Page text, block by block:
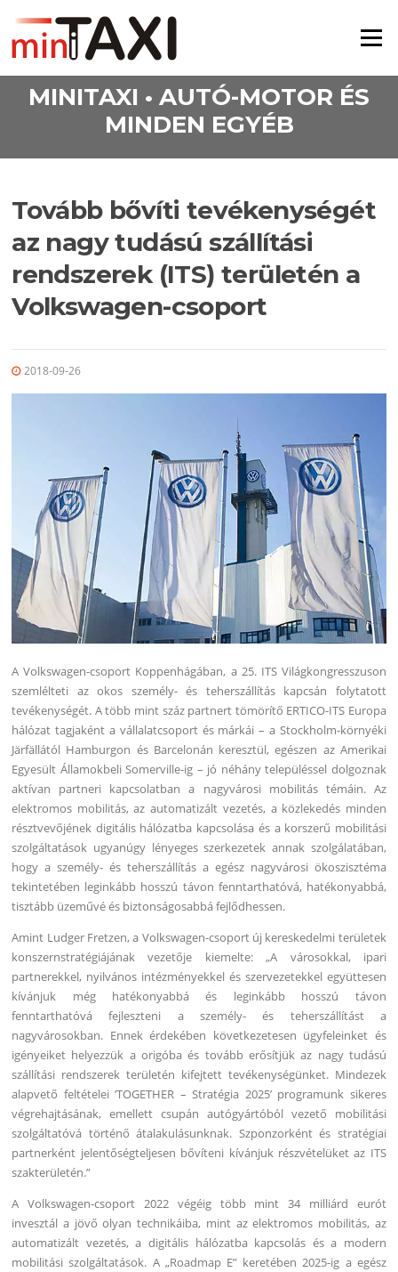
Menü
MINITAXI • AUTÓ-MOTOR ÉS
MINDEN EGYÉB
Tovább bővíti tevékenységét
az nagy tudású szállítási
rendszerek (ITS) területén a
Volkswagen-csoport
2018-09-26
A Volkswagen-csoport Koppenhágában, a 25. ITS Világkongresszuson
szemlélteti az okos személy- és teherszállítás kapcsán folytatott
tevékenységét. A több mint száz partnert tömörítő ERTICO-ITS Europa
hálózat tagjaként a vállalatcsoport és márkái – a Stockholm-környéki
Järfällától Hamburgon és Barcelonán keresztül, egészen az Amerikai
Egyesült Államokbeli Somerville-ig – jó néhány településsel dolgoznak
aktívan partneri kapcsolatban a nagyvárosi mobilitás témáin. Az
elektromos mobilitás, az automatizált vezetés, a közlekedés minden
résztvevőjének digitális hálózatba kapcsolása és a korszerű mobilitási
szolgáltatások ugyanúgy lényeges szerkezetek annak szolgálatában,
hogy a személy- és teherszállítás a egész nagyvárosi ökoszisztéma
tekintetében leginkább hosszú távon fenntarthatóvá, hatékonyabbá,
tisztább üzeművé és biztonságosabbá fejlődhessen.
Amint Ludger Fretzen, a Volkswagen-csoport új kereskedelmi területek
konszernstratégiájának vezetője kiemelte: „A városokkal, ipari
partnerekkel, nyilvános intézményekkel és szervezetekkel együttesen
kívánjuk még hatékonyabbá és leginkább hosszú távon
fenntarthatóvá fejleszteni a személy- és teherszállítást a
nagyvárosokban. Ennek érdekében következetesen ügyfeleinket és
igényeiket helyezzük a origóba és tovább erősítjük az nagy tudású
szállítási rendszerek területén kifejtett tevékenységünket. Mindezek
alapvető feltételei ’TOGETHER – Stratégia 2025’ programunk sikeres
végrehajtásának, emellett csupán autógyártóból vezető mobilitási
szolgáltatóvá történő átalakulásunknak. Szponzorként és stratégiai
partnerként jelentőségteljesen bővíteni kívánjuk részvételüket az ITS
szakterületén.”
A Volkswagen-csoport 2022 végéig több mint 34 milliárd eurót
invesztál a jövő olyan technikáiba, mint az elektromos mobilitás, az
automatizált vezetés, a digitális hálózatba kapcsolás és a modern
mobilitási szolgáltatások. A „Roadmap E” keretében 2025-ig a egész